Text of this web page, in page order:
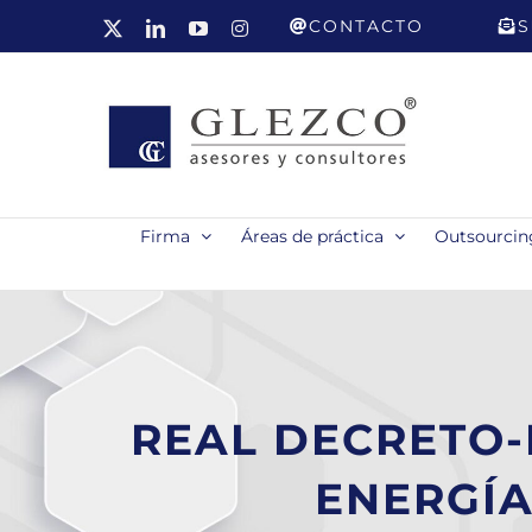
LinkedInYouTubeInstagramCONTACTO
Firma Áreas de práctica
REAL